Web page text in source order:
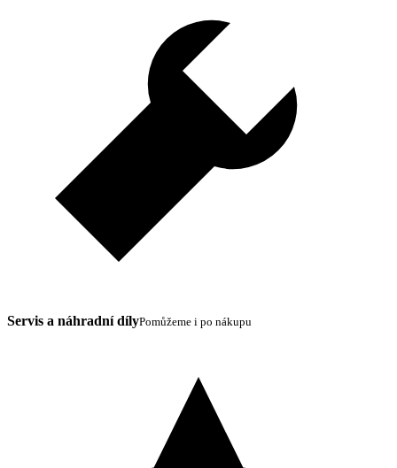
Servis a náhradní dílyPomůžeme i po nákupu